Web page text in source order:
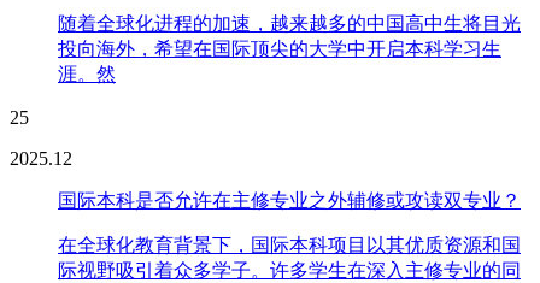
随着全球化进程的加速，越来越多的中国高中生将目光
投向海外，希望在国际顶尖的大学中开启本科学习生
涯。然
25
2025.12
国际本科是否允许在主修专业之外辅修或攻读双专业？
在全球化教育背景下，国际本科项目以其优质资源和国
际视野吸引着众多学子。许多学生在深入主修专业的同